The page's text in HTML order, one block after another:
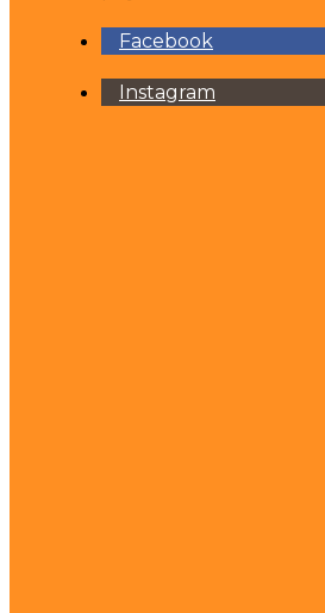
Facebook
Instagram